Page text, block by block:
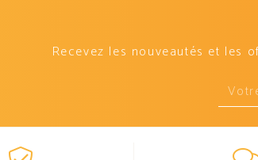
Recevez les nouveautés et les